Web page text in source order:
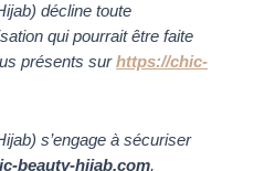
décline toute
qui pourrait être faite
présents surhttps://chic-
s’engage à sécuriser
beauty-hijab.com,